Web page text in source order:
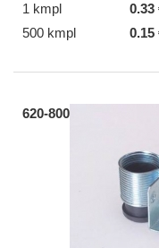
1 kmpl
0.33
500 kmpl
0.15
620-800